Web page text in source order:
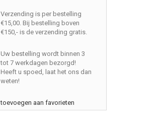
Verzending is per bestelling
€15,00. Bij bestelling boven
€150,- is de verzending gratis.
Uw bestelling wordt binnen 3
tot 7 werkdagen bezorgd!
Heeft u spoed, laat het ons dan
weten!
toevoegen aan favorieten